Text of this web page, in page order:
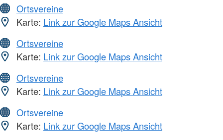
Ortsvereine
Karte: Link zur Google Maps Ansicht
Ortsvereine
Karte: Link zur Google Maps Ansicht
Ortsvereine
Karte: Link zur Google Maps Ansicht
Ortsvereine
Karte: Link zur Google Maps Ansicht